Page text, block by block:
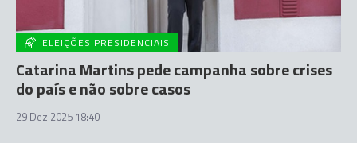
ELEIÇÕES PRESIDENCIAIS
Catarina Martins pede campanha sobre crises
do país e não sobre casos
29 Dez 2025 18:40